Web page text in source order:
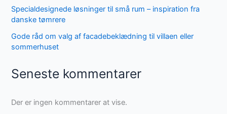
Specialdesignede løsninger til små rum – inspiration fra
danske tømrere
Gode råd om valg af facadebeklædning til villaen eller
sommerhuset
Seneste kommentarer
Der er ingen kommentarer at vise.